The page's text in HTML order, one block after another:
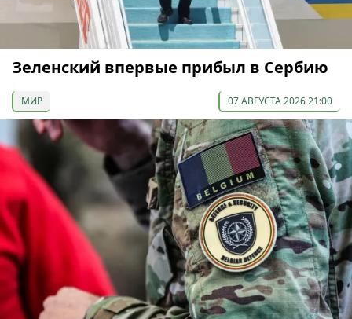
Зеленский впервые прибыл в Сербию
МИР 07 АВГУСТА 2026 21:00